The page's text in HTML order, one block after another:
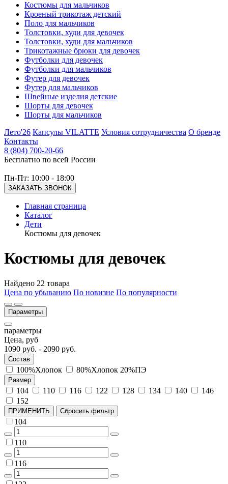
Костюмы для мальчиков
Кроеный трикотаж детский
Поло для мальчиков
Толстовки, худи для девочек
Толстовки, худи для мальчиков
Трикотажные брюки для девочек
Футболки для девочек
Футболки для мальчиков
Футер для девочек
Футер для мальчиков
Швейные изделия детские
Шорты для девочек
Шорты для мальчиков
Лето'26 Капсулы VILATTE Условия сотрудничества О бренде
Контакты
8 (804) 700-20-66
Бесплатно по всей России
Пн-Пт: 10:00 - 18:00
ЗАКАЗАТЬ ЗВОНОК
Главная страница
Каталог
Дети
Костюмы для девочек
Костюмы для девочек
Найдено 22 товара
Цена по убыванию По новизне По популярности
Параметры
параметры
Цена, руб
1090 руб. - 2090 руб.
Состав
100%Хлопок 80%Хлопок 20%ПЭ
Размер
104 110 116 122 128 134 140
146
152
ПРИМЕНИТЬ Сбросить фильтр
104
110
116